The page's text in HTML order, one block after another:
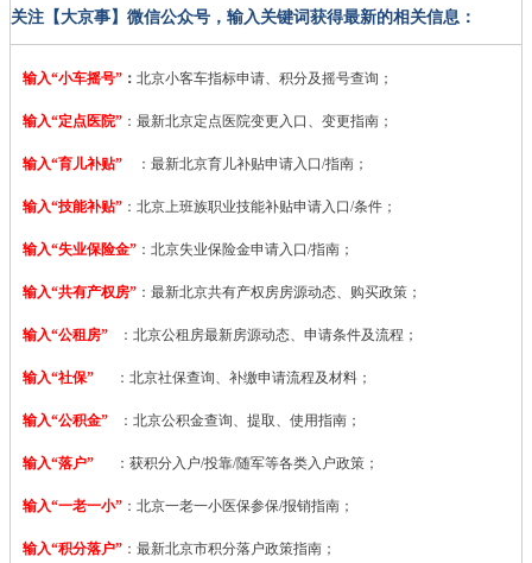
关注【大京事】微信公众号，输入关键词获得最新的相关信息：
输入“小车摇号” ： 北京小客车指标申请、积分及摇号查询；
输入“定点医院” ： 最新北京定点医院变更入口、变更指南；
输入“育儿补贴” ：最新北京育儿补贴申请入口/指南；
输入“技能补贴” ： 北京上班族职业技能补贴申请入口/条件；
输入“失业保险金” ：北京失业保险金申请入口/指南；
输入“共有产权房” ：最新北京共有产权房房源动态、购买政策；
输入“公租房” ：北京公租房最新房源动态、申请条件及流程；
输入“社保” ：北京社保查询、补缴申请流程及材料；
输入“公积金” ：北京公积金查询、提取、使用指南；
输入“落户” ：获积分入户/投靠/随军等各类入户政策；
输入“一老一小” ：北京一老一小医保参保/报销指南；
输入“积分落户” ：最新北京市积分落户政策指南；